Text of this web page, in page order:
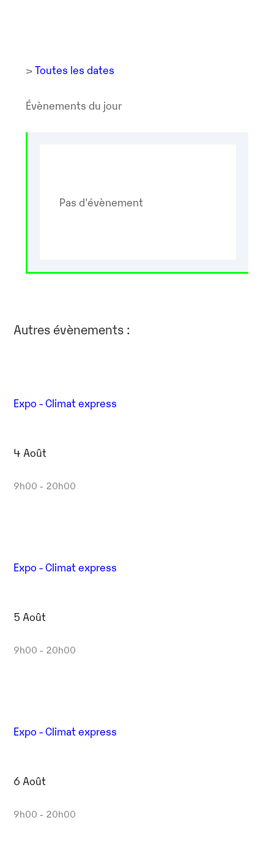
> Toutes les dates
Évènements du jour
Pas d'évènement
Autres évènements :
Expo - Climat express
4 Août
9h00 - 20h00
Expo - Climat express
5 Août
9h00 - 20h00
Expo - Climat express
6 Août
9h00 - 20h00